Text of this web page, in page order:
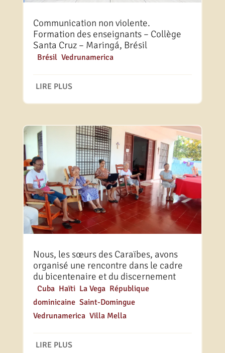
Communication non violente.
Formation des enseignants – Collège
Santa Cruz – Maringá, Brésil
Brésil, Vedrunamerica
LIRE PLUS
Nous, les sœurs des Caraïbes, avons
organisé une rencontre dans le cadre
du bicentenaire et du discernement
Cuba, Haïti, La Vega, République
dominicaine, Saint-Domingue,
Vedrunamerica, Villa Mella
LIRE PLUS